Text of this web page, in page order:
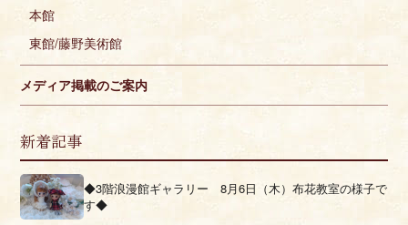
本館
東館/藤野美術館
メディア掲載のご案内
新着記事
◆3階浪漫館ギャラリー 8月6日（木）布花教室の様子で
す◆